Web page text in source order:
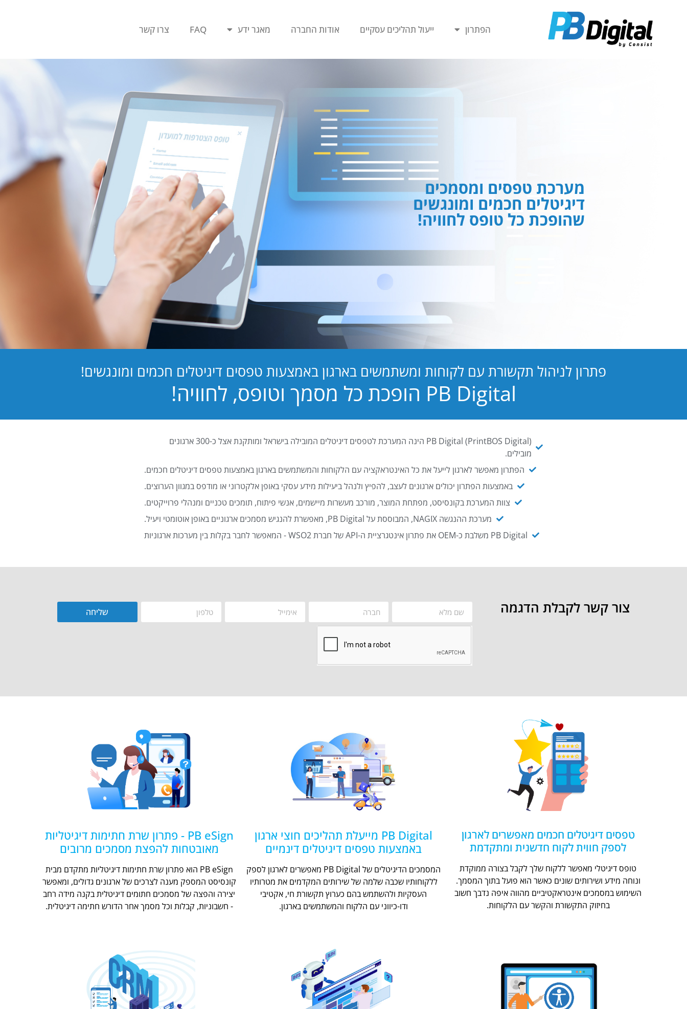
הפתרון ייעול תהליכים עסקיים אודות החברה מאגר ידע FAQ צרו קשר
מערכת טפסים ומסמכים
דיגיטלים חכמים ומונגשים
שהופכת כל טופס לחוויה!
פתרון לניהול תקשורת עם לקוחות ומשתמשים בארגון באמצעות טפסים דיגיטלים חכמים ומונגשים!
PB Digital הופכת כל מסמך וטופס, לחוויה!
PB Digital (PrintBOS Digital) הינה המערכת לטפסים דיגיטלים המובילה בישראל ומותקנת אצל כ-300 ארגונים
מובילים.
הפתרון מאפשר לארגון לייעל את כל האינטראקציה עם הלקוחות והמשתמשים בארגון באמצעות טפסים דיגיטלים חכמים.
באמצעות הפתרון יכולים ארגונים לעצב, להפיץ ולנהל ביעילות מידע עסקי באופן אלקטרוני או מודפס במגוון הערוצים.
צוות המערכת בקונסיסט, מפתחת המוצר, מורכב מעשרות מיישמים, אנשי פיתוח, תומכים טכניים ומנהלי פרוייקטים.
מערכת ההנגשה NAGIX, המבוססת על PB Digital, מאפשרת להנגיש מסמכים ארגוניים באופן אוטומטי ויעיל.
PB Digital משלבת כ-OEM את פתרון אינטגרציית ה-API של חברת WSO2 - המאפשר לחבר בקלות בין מערכות ארגוניות
צור קשר לקבלת הדגמה שליחה
טפסים דיגיטלים חכמים מאפשרים לארגון
לספק חווית לקוח חדשנית ומתקדמת
טופס דיגיטלי מאפשר ללקוח שלך לקבל בצורה ממוקדת
ונוחה מידע ושירותים שונים כאשר הוא פועל בתוך המסמך.
השימוש במסמכים אינטראקטיביים מהווה איפה נדבך חשוב
בחיזוק התקשורת והקשר עם הלקוחות.
PB Digital מייעלת תהליכים חוצי ארגון
באמצעות טפסים דיגיטלים דינמיים
המסמכים הדיגיטלים של PB Digital מאפשרים לארגון לספק
ללקוחותיו שכבה שלמה של שירותים המקדמים את מטרותיו
העסקיות ולהשתמש בהם כערוץ תקשורת חי, אקטיבי
ודו-כיווני עם הלקוח והמשתמשים בארגון.
PB eSign - פתרון שרת חתימות דיגיטליות
מאובטחות להפצת מסמכים מרובים
PB eSign הוא פתרון שרת חתימות דיגיטליות מתקדם מבית
קונסיסט המספק מענה לצרכים של ארגונים גדולים, ומאפשר
יצירה והפצה של מסמכים חתומים דיגיטלית בקנה מידה רחב
- חשבוניות, קבלות וכל מסמך אחר הדורש חתימה דיגיטלית.